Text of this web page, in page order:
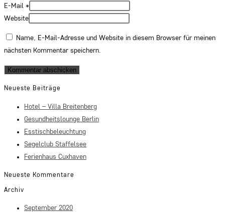
E-Mail *
Website
Name, E-Mail-Adresse und Website in diesem Browser für meinen
nächsten Kommentar speichern.
Neueste Beiträge
Hotel – Villa Breitenberg
Gesundheitslounge Berlin
Esstischbeleuchtung
Segelclub Staffelsee
Ferienhaus Cuxhaven
Neueste Kommentare
Archiv
September 2020